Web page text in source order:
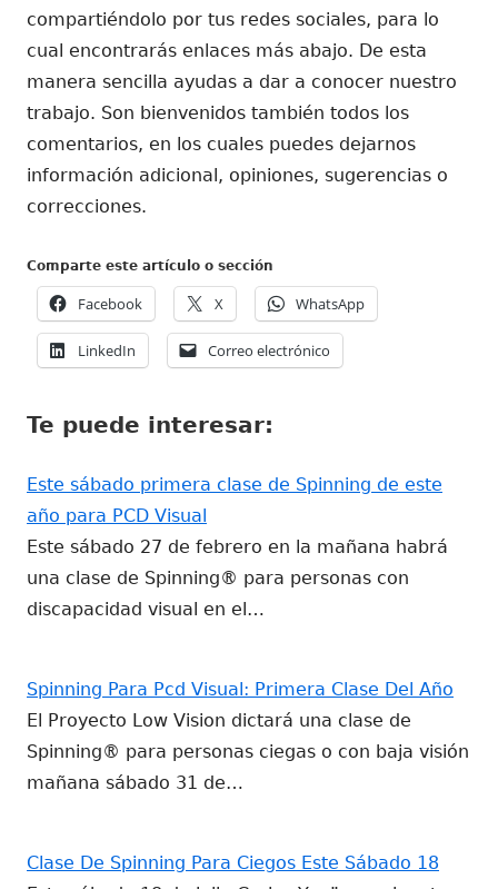
compartiéndolo por tus redes sociales, para lo
cual encontrarás enlaces más abajo. De esta
manera sencilla ayudas a dar a conocer nuestro
trabajo. Son bienvenidos también todos los
comentarios, en los cuales puedes dejarnos
información adicional, opiniones, sugerencias o
correcciones.
Comparte este artículo o sección
Facebook
en
X
en
una
WhatsApp
en
LinkedIn
en
ventana
Correo electrónico
en
Te puede interesar:
Este sábado primera clase de Spinning de este
año para PCD Visual
Este sábado 27 de febrero en la mañana habrá
una clase de Spinning® para personas con
discapacidad visual en el…
Spinning Para Pcd Visual: Primera Clase Del Año
El Proyecto Low Vision dictará una clase de
Spinning® para personas ciegas o con baja visión
mañana sábado 31 de…
Clase De Spinning Para Ciegos Este Sábado 18